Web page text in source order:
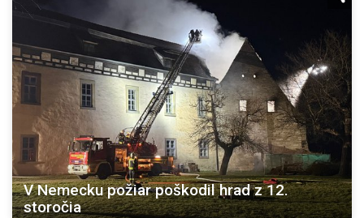
V Nemecku požiar poškodil hrad z 12.
storočia